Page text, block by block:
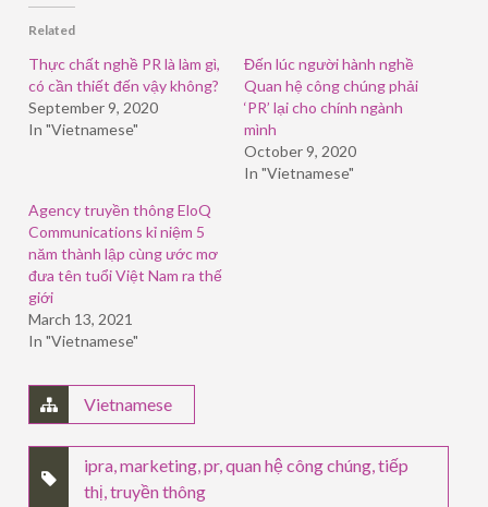
(Opens
new
Related
Thực chất nghề PR là làm gì,
có cần thiết đến vậy không?
September 9, 2020
In "Vietnamese"
Đến lúc người hành nghề
Quan hệ công chúng phải
‘PR’ lại cho chính ngành
mình
October 9, 2020
In "Vietnamese"
Agency truyền thông EloQ
Communications kỉ niệm 5
năm thành lập cùng ước mơ
đưa tên tuổi Việt Nam ra thế
giới
March 13, 2021
In "Vietnamese"
Vietnamese
ipra ,marketing ,pr,quan hệ công chúng ,tiếp
thị ,truyền thông